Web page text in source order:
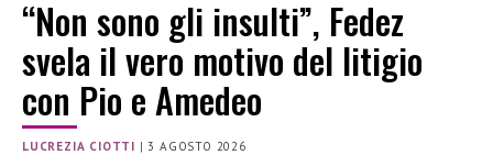
“Non sono gli insulti”, Fedez
svela il vero motivo del litigio
con Pio e Amedeo
LUCREZIA CIOTTI |3 AGOSTO 2026